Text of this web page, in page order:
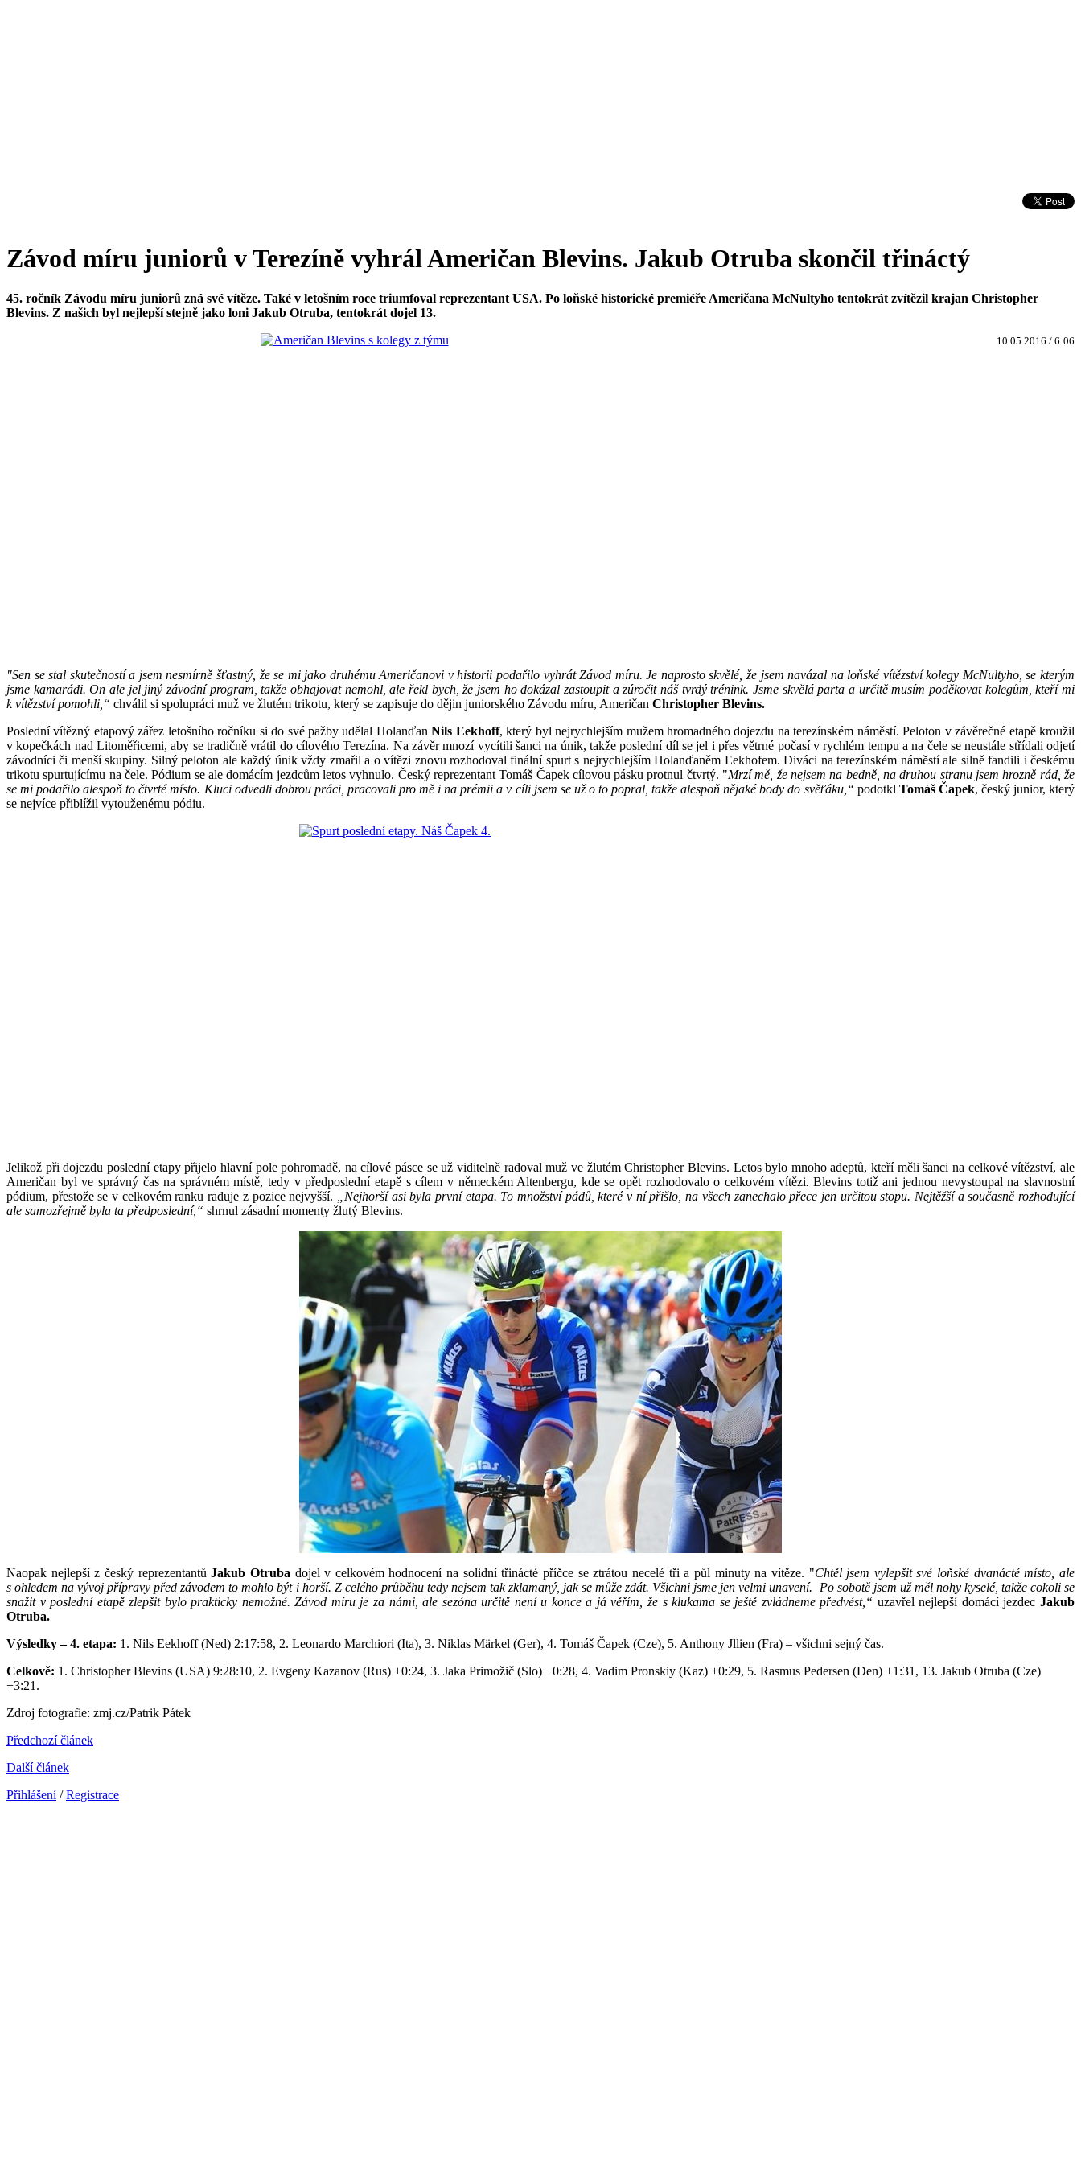
Závod míru juniorů v Terezíně vyhrál Američan Blevins. Jakub Otruba skončil třináctý
45. ročník Závodu míru juniorů zná své vítěze. Také v letošním roce triumfoval reprezentant USA. Po loňské historické premiéře Američana McNultyho tentokrát zvítězil krajan Christopher
Blevins. Z našich byl nejlepší stejně jako loni Jakub Otruba, tentokrát dojel 13.
10.05.2016 / 6:06
"Sen se stal skutečností a jsem nesmírně šťastný, že se mi jako druhému Američanovi v historii podařilo vyhrát Závod míru. Je naprosto skvělé, že jsem navázal na loňské vítězství kolegy McNultyho, se kterým
jsme kamarádi. On ale jel jiný závodní program, takže obhajovat nemohl, ale řekl bych, že jsem ho dokázal zastoupit a zúročit náš tvrdý trénink. Jsme skvělá parta a určitě musím poděkovat kolegům, kteří mi
k vítězství pomohli,“ chválil si spolupráci muž ve žlutém trikotu, který se zapisuje do dějin juniorského Závodu míru, Američan Christopher Blevins.
Poslední vítězný etapový zářez letošního ročníku si do své pažby udělal HolanďanNils Eekhoff, který byl nejrychlejším mužem hromadného dojezdu na terezínském náměstí. Peloton v závěrečné etapě kroužil
v kopečkách nad Litoměřicemi, aby se tradičně vrátil do cílového Terezína. Na závěr mnozí vycítili šanci na únik, takže poslední díl se jel i přes větrné počasí v rychlém tempu a na čele se neustále střídali odjetí
závodníci či menší skupiny. Silný peloton ale každý únik vždy zmařil a o vítězi znovu rozhodoval finální spurt s nejrychlejším Holanďaněm Eekhofem. Diváci na terezínském náměstí ale silně fandili i českému
trikotu spurtujícímu na čele. Pódium se ale domácím jezdcům letos vyhnulo. Český reprezentant Tomáš Čapek cílovou pásku protnul čtvrtý. "Mrzí mě, že nejsem na bedně, na druhou stranu jsem hrozně rád, že
se mi podařilo alespoň to čtvrté místo. Kluci odvedli dobrou práci, pracovali pro mě i na prémii a v cíli jsem se už o to popral, takže alespoň nějaké body do svěťáku,“ podotkl Tomáš Čapek, český junior, který
se nejvíce přiblížil vytouženému pódiu.
Jelikož při dojezdu poslední etapy přijelo hlavní pole pohromadě, na cílové pásce se už viditelně radoval muž ve žlutém Christopher Blevins. Letos bylo mnoho adeptů, kteří měli šanci na celkové vítězství, ale
Američan byl ve správný čas na správném místě, tedy v předposlední etapě s cílem v německém Altenbergu, kde se opět rozhodovalo o celkovém vítězi.Blevins totiž ani jednou nevystoupal na slavnostní
pódium, přestože se v celkovém ranku raduje z pozice nejvyšší. „Nejhorší asi byla první etapa. To množství pádů, které v ní přišlo, na všech zanechalo přece jen určitou stopu. Nejtěžší a současně rozhodující
ale samozřejmě byla ta předposlední,“ shrnul zásadní momenty žlutý Blevins.
Naopak nejlepší z český reprezentantůJakub Otruba dojel v celkovém hodnocení na solidní třinácté příčce se ztrátou necelé tři a půl minuty na vítěze. "Chtěl jsem vylepšit své loňské dvanácté místo, ale
s ohledem na vývoj přípravy před závodem to mohlo být i horší. Z celého průběhu tedy nejsem tak zklamaný, jak se může zdát. Všichni jsme jen velmi unavení. Po sobotě jsem už měl nohy kyselé, takže cokoli se
snažit v poslední etapě zlepšit bylo prakticky nemožné. Závod míru je za námi, ale sezóna určitě není u konce a já věřím, že s klukama se ještě zvládneme předvést,“ uzavřel nejlepší domácí jezdec Jakub
Otruba.
Výsledky – 4. etapa: 1. Nils Eekhoff (Ned) 2:17:58, 2. Leonardo Marchiori (Ita), 3. Niklas Märkel (Ger), 4. Tomáš Čapek (Cze), 5. Anthony Jllien (Fra) – všichni sejný čas.
Celkově: 1. Christopher Blevins (USA) 9:28:10, 2. Evgeny Kazanov (Rus) +0:24, 3. Jaka Primožič (Slo) +0:28, 4. Vadim Pronskiy (Kaz) +0:29, 5. Rasmus Pedersen (Den) +1:31, 13. Jakub Otruba (Cze)
+3:21.
Zdroj fotografie: zmj.cz/Patrik Pátek
Předchozí článek
Další článek
Přihlášení/Registrace